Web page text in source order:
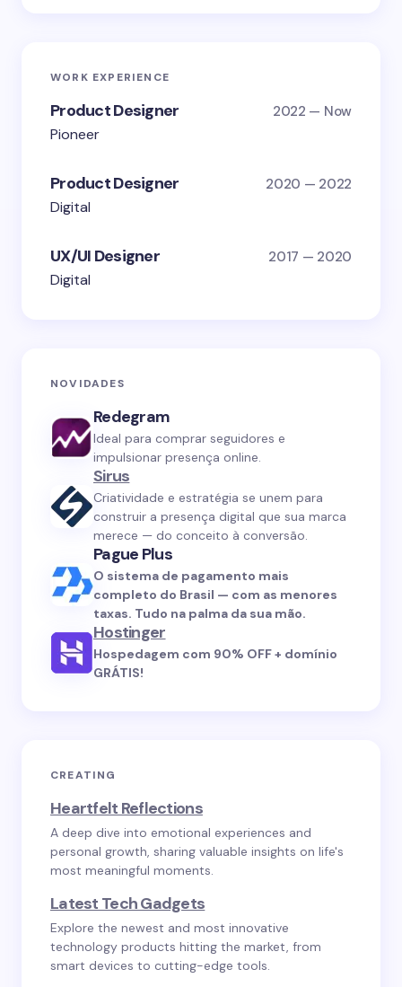
WORK EXPERIENCE
Product Designer 2022 — Now
Pioneer
Product Designer 2020 — 2022
Digital
UX/UI Designer 2017 — 2020
Digital
NOVIDADES
Redegram
Ideal para comprar seguidores e
impulsionar presença online.
Sirus
Criatividade e estratégia se unem para
construir a presença digital que sua marca
merece — do conceito à conversão.
Pague Plus
O sistema de pagamento mais
completo do Brasil — com as menores
taxas. Tudo na palma da sua mão.
Hostinger
Hospedagem com 90% OFF + domínio
GRÁTIS!
CREATING
Heartfelt Reflections
A deep dive into emotional experiences and
personal growth, sharing valuable insights on life's
most meaningful moments.
Latest Tech Gadgets
Explore the newest and most innovative
technology products hitting the market, from
smart devices to cutting-edge tools.